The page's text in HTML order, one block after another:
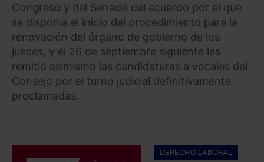
Congreso y del Senado del acuerdo por el que
se disponía el inicio del procedimiento para la
renovación del órgano de gobierno de los
jueces, y el 26 de septiembre siguiente les
remitió asimismo las candidaturas a vocales del
Consejo por el turno judicial definitivamente
proclamadas.
DERECHO LABORAL